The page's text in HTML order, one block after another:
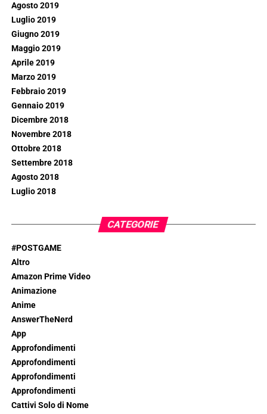
Agosto 2019
Luglio 2019
Giugno 2019
Maggio 2019
Aprile 2019
Marzo 2019
Febbraio 2019
Gennaio 2019
Dicembre 2018
Novembre 2018
Ottobre 2018
Settembre 2018
Agosto 2018
Luglio 2018
CATEGORIE
#POSTGAME
Altro
Amazon Prime Video
Animazione
Anime
AnswerTheNerd
App
Approfondimenti
Approfondimenti
Approfondimenti
Approfondimenti
Cattivi Solo di Nome